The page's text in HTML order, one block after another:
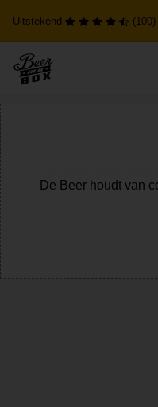
Uitstekend (100)
De Beer houdt van